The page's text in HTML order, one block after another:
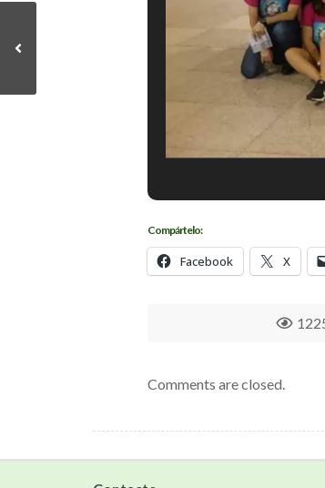
Compártelo:
Facebook X
Comments are closed.